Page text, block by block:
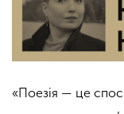
«Поезія — це